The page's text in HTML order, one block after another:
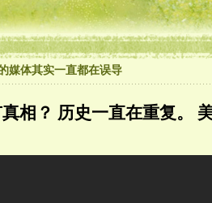
媒体其实一直都在误导
相？ 历史一直在重复。